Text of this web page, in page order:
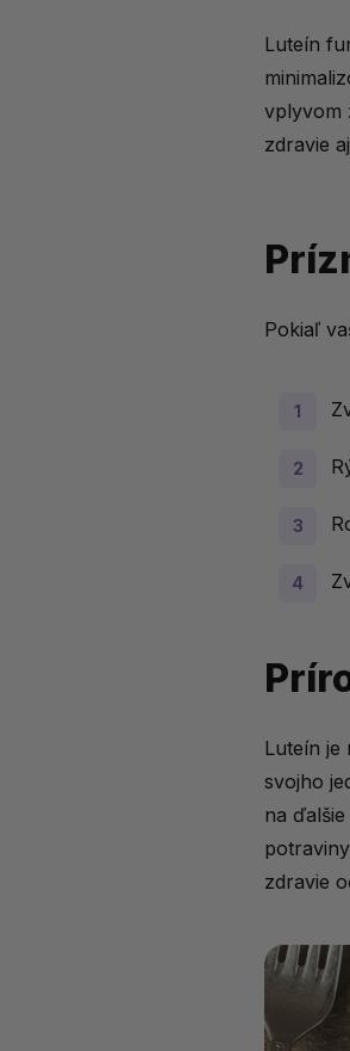
Luteín
vplyvom
zdravie
Pokiaľ
Luteín je
svojho
na
zdravie